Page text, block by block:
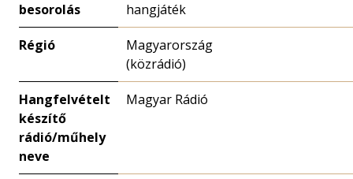
besorolás
hangjáték
Régió
Magyarország
(közrádió)
Hangfelvételt
készítő
rádió/műhely
neve
Magyar Rádió